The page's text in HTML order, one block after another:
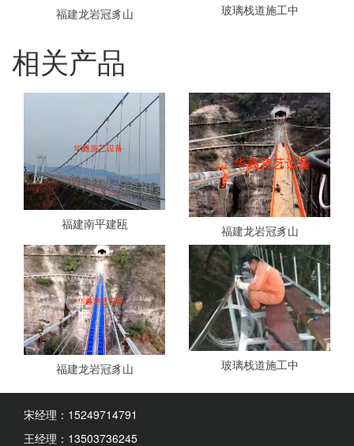
福建龙岩冠豸山 玻璃栈道施工中
相关产品
福建南平建瓯 福建龙岩冠豸山
福建龙岩冠豸山 玻璃栈道施工中
宋经理：15249714791
王经理：13503736245